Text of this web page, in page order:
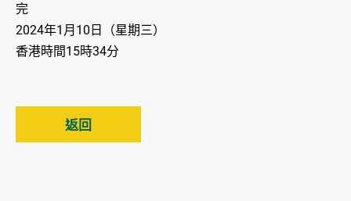
完
2024年1月10日（星期三）
香港時間15時34分
返回